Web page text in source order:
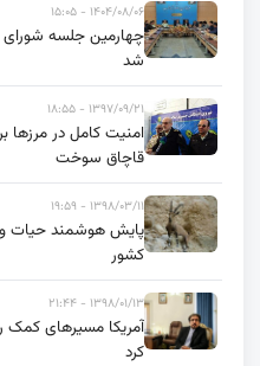
۱۴۰۴/۰۸/۰۶ - ۱۵:۰۵
چهارمین جلسه شورای
شد
۱۳۹۷/۰۹/۲۱ - ۱۸:۵۵
قاچاق سوخت
۱۳۹۸/۰۳/۱۱ - ۱۹:۵۹
پایش هوشمند حیات
کشور
۱۳۹۸/۰۱/۱۳ - ۲۱:۴۴
آمریکا مسیرهای کمک
کرد